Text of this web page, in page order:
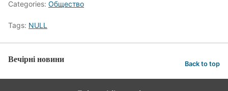
Categories: Общество
Tags: NULL
Вечірні новини Back to top